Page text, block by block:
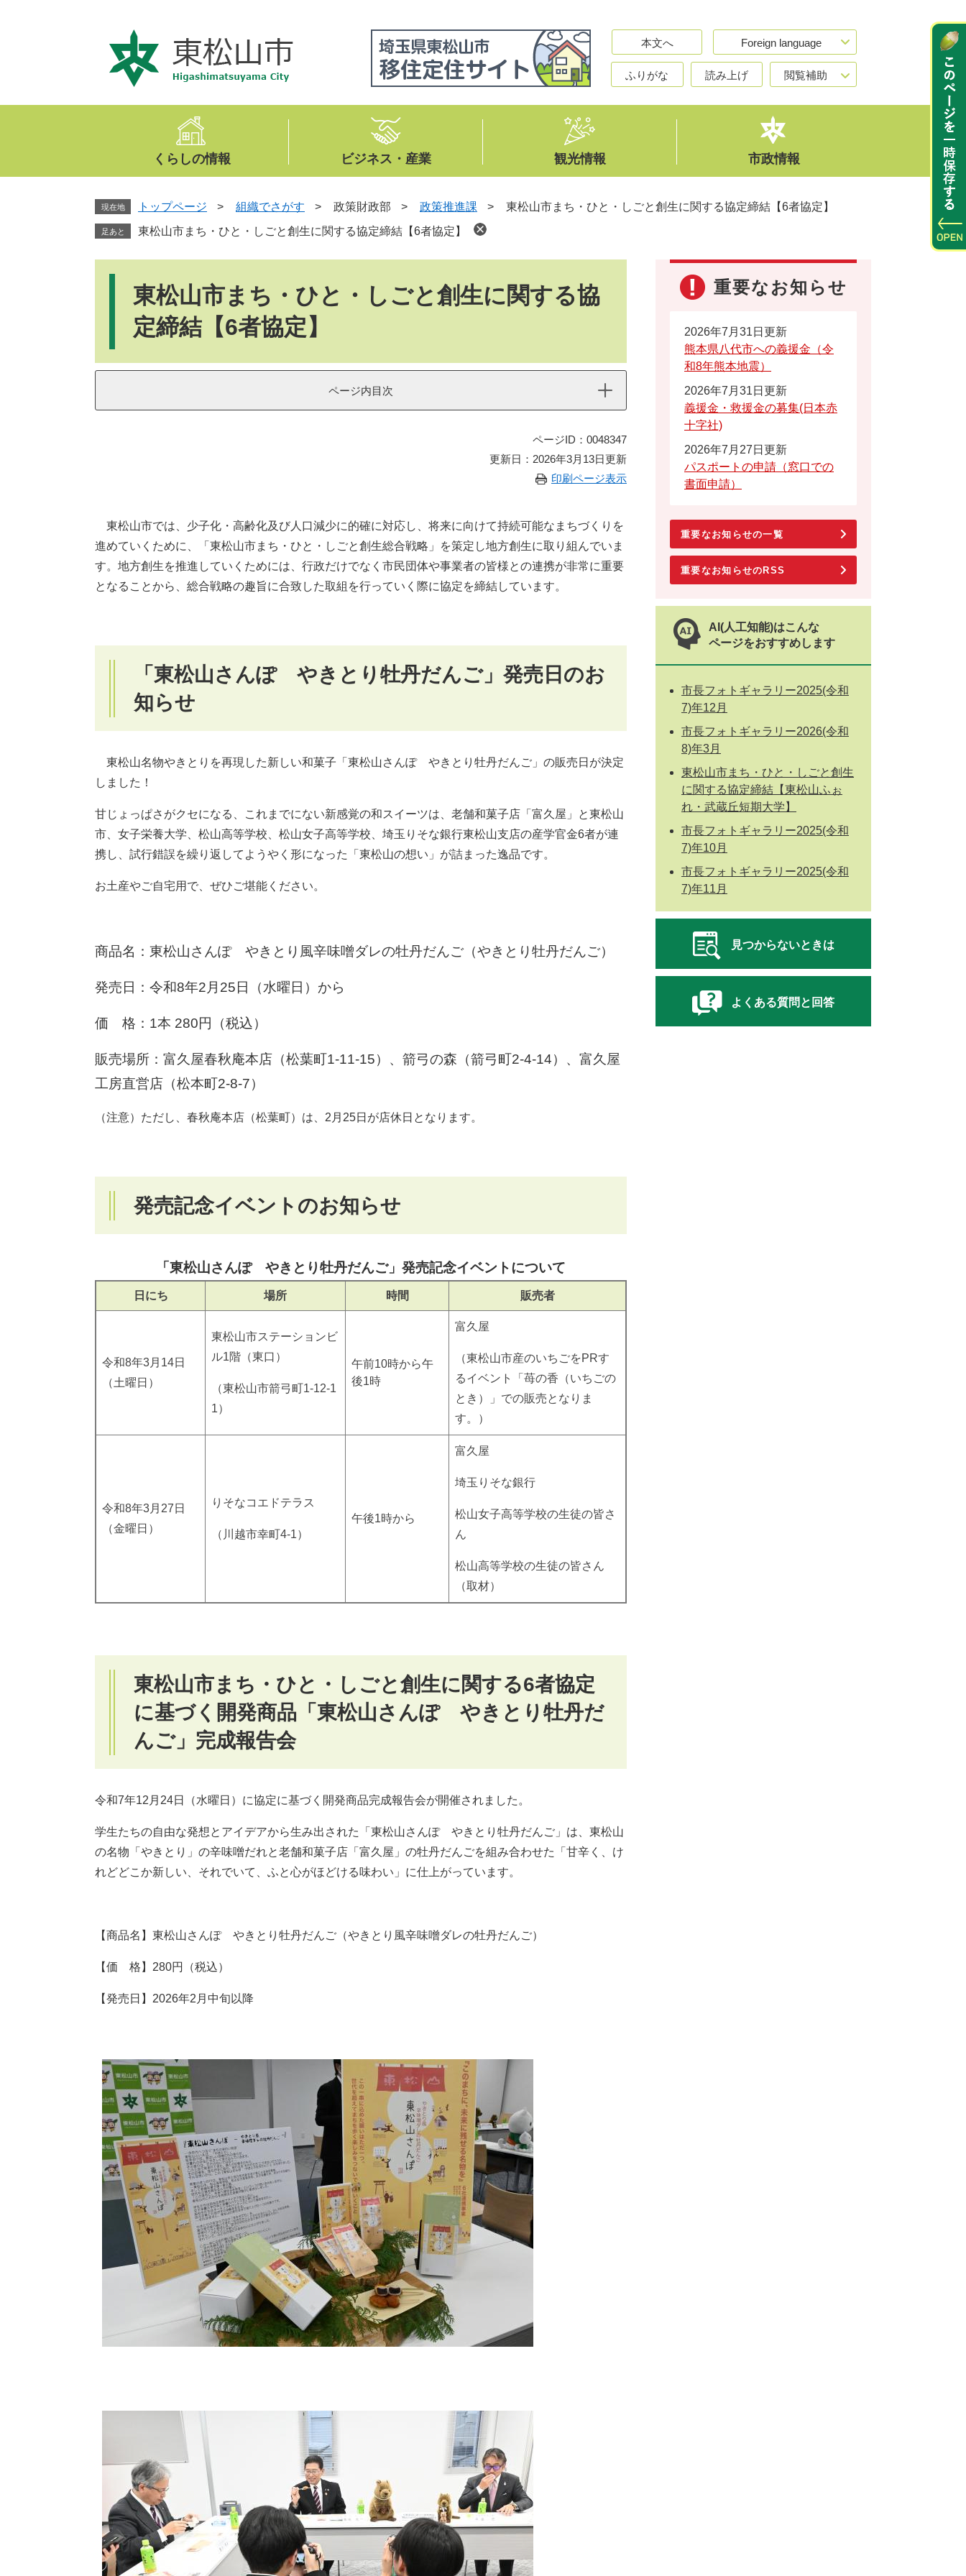
文
本文へ Foreign language
ふりがな 読み上げ 閲覧補助
くらしの情報 ビジネス・産業 観光情報 市政情報
現在地 トップページ > 組織でさがす > 政策財政部 > 政策推進課 > 東松山市まち・ひと・しごと創生に関する協定締結【6者協定】
足あと 東松山市まち・ひと・しごと創生に関する協定締結【6者協定】
東松山市まち・ひと・しごと創生に関する協
定締結【6者協定】
ページ内目次
ページID：0048347
更新日：2026年3月13日更新
印刷ページ表示
東松山市では、少子化・高齢化及び人口減少に的確に対応し、将来に向けて持続可能なまちづくりを
進めていくために、「東松山市まち・ひと・しごと創生総合戦略」を策定し地方創生に取り組んでいま
す。地方創生を推進していくためには、行政だけでなく市民団体や事業者の皆様との連携が非常に重要
となることから、総合戦略の趣旨に合致した取組を行っていく際に協定を締結しています。
「東松山さんぽ やきとり牡丹だんご」発売日のお
知らせ
東松山名物やきとりを再現した新しい和菓子「東松山さんぽ やきとり牡丹だんご」の販売日が決定
しました！
甘じょっぱさがクセになる、これまでにない新感覚の和スイーツは、老舗和菓子店「富久屋」と東松山
市、女子栄養大学、松山高等学校、松山女子高等学校、埼玉りそな銀行東松山支店の産学官金6者が連
携し、試行錯誤を繰り返してようやく形になった「東松山の想い」が詰まった逸品です。
お土産やご自宅用で、ぜひご堪能ください。
商品名：東松山さんぽ やきとり風辛味噌ダレの牡丹だんご（やきとり牡丹だんご）
発売日：令和8年2月25日（水曜日）から
価 格：1本 280円（税込）
販売場所：富久屋春秋庵本店（松葉町1-11-15）、箭弓の森（箭弓町2-4-14）、富久屋
工房直営店（松本町2-8-7）
（注意）ただし、春秋庵本店（松葉町）は、2月25日が店休日となります。
発売記念イベントのお知らせ
「東松山さんぽ やきとり牡丹だんご」発売記念イベントについて
日にち 場所 時間 販売者
令和8年3月14日
（土曜日）
東松山市ステーションビ
ル1階（東口）
（東松山市箭弓町1-12-1
1）
午前10時から午
後1時
富久屋
（東松山市産のいちごをPRす
るイベント「苺の香（いちごの
とき）」での販売となりま
す。）
令和8年3月27日
（金曜日）
りそなコエドテラス
（川越市幸町4-1）
午後1時から
富久屋
埼玉りそな銀行
松山女子高等学校の生徒の皆さ
ん
松山高等学校の生徒の皆さん
（取材）
東松山市まち・ひと・しごと創生に関する6者協定
に基づく開発商品「東松山さんぽ やきとり牡丹だ
んご」完成報告会
令和7年12月24日（水曜日）に協定に基づく開発商品完成報告会が開催されました。
学生たちの自由な発想とアイデアから生み出された「東松山さんぽ やきとり牡丹だんご」は、東松山
の名物「やきとり」の辛味噌だれと老舗和菓子店「富久屋」の牡丹だんごを組み合わせた「甘辛く、け
れどどこか新しい、それでいて、ふと心がほどける味わい」に仕上がっています。
【商品名】東松山さんぽ やきとり牡丹だんご（やきとり風辛味噌ダレの牡丹だんご）
【価 格】280円（税込）
【発売日】2026年2月中旬以降
重要なお知らせ
2026年7月31日更新
熊本県八代市への義援金（令
和8年熊本地震）
2026年7月31日更新
義援金・救援金の募集(日本赤
十字社)
2026年7月27日更新
パスポートの申請（窓口での
書面申請）
重要なお知らせの一覧
重要なお知らせのRSS
AI(人工知能)はこんな
ページをおすすめします
市長フォトギャラリー2025(令和
7)年12月
市長フォトギャラリー2026(令和
8)年3月
東松山市まち・ひと・しごと創生
に関する協定締結【東松山ふぉ
れ・武蔵丘短期大学】
市長フォトギャラリー2025(令和
7)年10月
市長フォトギャラリー2025(令和
7)年11月
見つからないときは
よくある質問と回答